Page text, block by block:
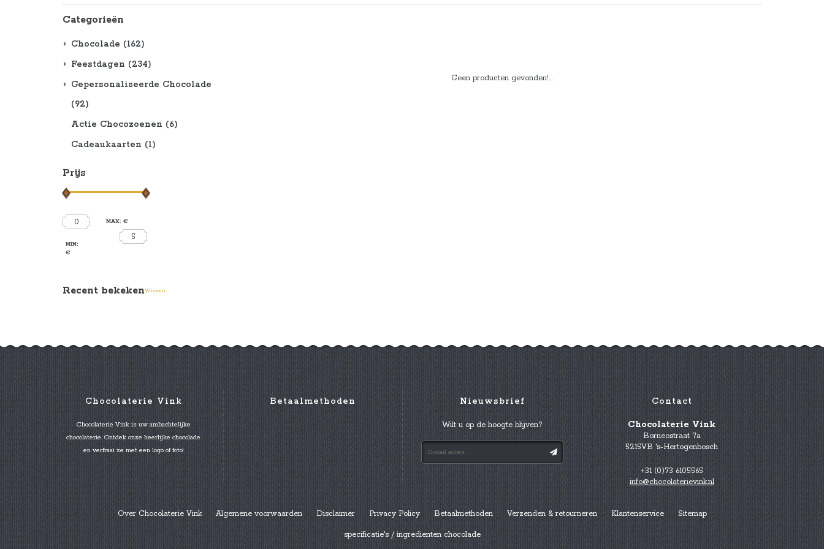
Categorieën
Chocolade (162)
Feestdagen (234)
Gepersonaliseerde Chocolade
(92)
Actie Chocozoenen (6)
Cadeaukaarten (1)
Prijs
0
MIN:
€
MAX: €
5
Recent bekekenWissen
Geen producten gevonden!...
Chocolaterie Vink
Chocolaterie Vink is uw ambachtelijke
chocolaterie. Ontdek onze heerlijke chocolade
en verfraai ze met een logo of foto!
Betaalmethoden Nieuwsbrief
Wilt u op de hoogte blijven?
Contact
Chocolaterie Vink
Borneostraat 7a
5215VB 's-Hertogenbosch
+31 (0)73 6105565
info@chocolaterievink.nl
Over Chocolaterie Vink Algemene voorwaarden Disclaimer Privacy Policy Betaalmethoden Verzenden & retourneren Klantenservice Sitemap
specificatie's / ingredienten chocolade